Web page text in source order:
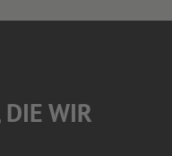
DIE WIR